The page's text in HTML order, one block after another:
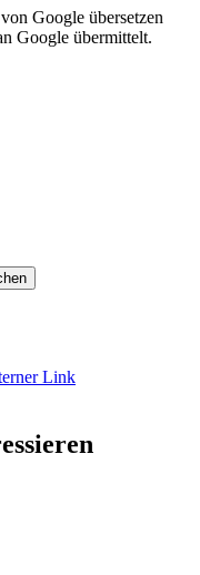
Google übersetzen
Google übermittelt.
Link